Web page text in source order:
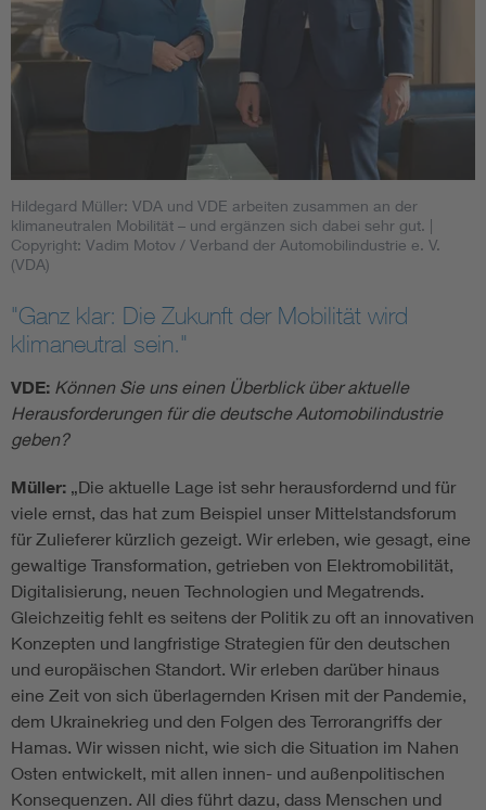
Hildegard Müller: VDA und VDE arbeiten zusammen an der
klimaneutralen Mobilität – und ergänzen sich dabei sehr gut. |
Copyright: Vadim Motov / Verband der Automobilindustrie e. V.
(VDA)
"Ganz klar: Die Zukunft der Mobilität wird
klimaneutral sein."
VDE: Können Sie uns einen Überblick über aktuelle
Herausforderungen für die deutsche Automobilindustrie
geben?
Müller:
„Die aktuelle Lage ist sehr herausfordernd und für
viele ernst, das hat zum Beispiel unser Mittelstandsforum
für Zulieferer kürzlich gezeigt. Wir erleben, wie gesagt, eine
gewaltige Transformation, getrieben von Elektromobilität,
Digitalisierung, neuen Technologien und Megatrends.
Gleichzeitig fehlt es seitens der Politik zu oft an innovativen
Konzepten und langfristige Strategien für den deutschen
und europäischen Standort. Wir erleben darüber hinaus
eine Zeit von sich überlagernden Krisen mit der Pandemie,
dem Ukrainekrieg und den Folgen des Terrorangriffs der
Hamas. Wir wissen nicht, wie sich die Situation im Nahen
Osten entwickelt, mit allen innen- und außenpolitischen
Konsequenzen. All dies führt dazu, dass Menschen und